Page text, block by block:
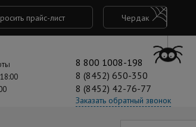
прайс-лист Чердак
8 800 1008-198
8 (8452) 650-350
8 (8452) 42-76-77
Заказать обратный звонок